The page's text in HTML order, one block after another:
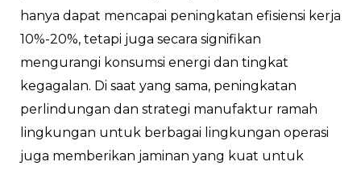
hanya dapat mencapai peningkatan efisiensi kerja
10%-20%, tetapi juga secara signifikan
mengurangi konsumsi energi dan tingkat
kegagalan. Di saat yang sama, peningkatan
perlindungan dan strategi manufaktur ramah
lingkungan untuk berbagai lingkungan operasi
juga memberikan jaminan yang kuat untuk